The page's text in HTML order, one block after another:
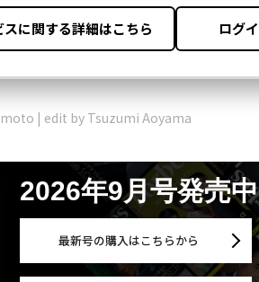
| edit by Tsuzumi Aoyama
2026年9月号発売中
最新号の購入はこちらから